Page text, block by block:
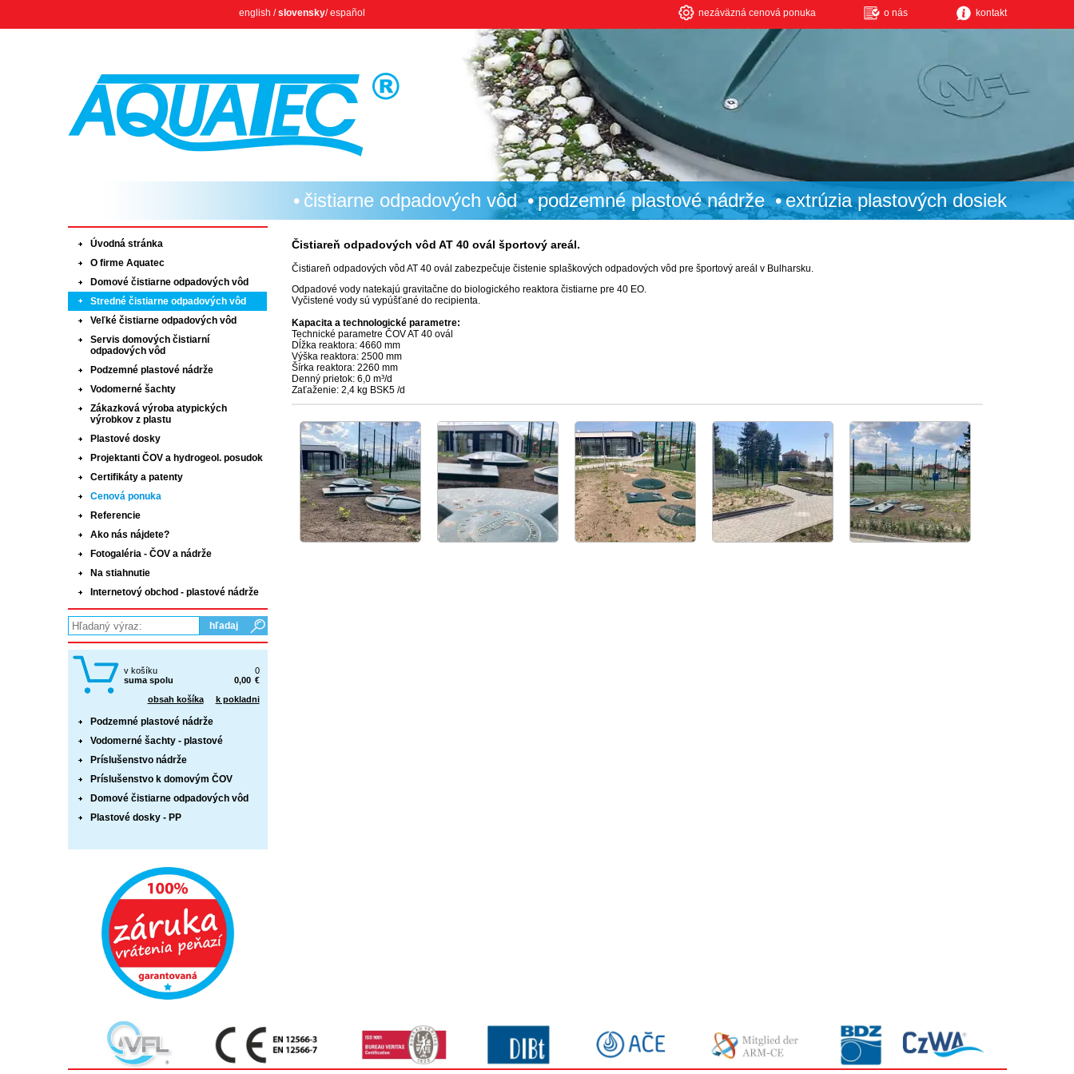
english /slovensky/español nezáväzná cenová ponuka o nás kontakt
čistiarne odpadových vôd podzemné plastové nádrže extrúzia plastových dosiek
Čistiareň odpadových vôd AT 40 ovál športový areál.
Čistiareň odpadových vôd AT 40 ovál zabezpečuje čistenie splaškových odpadových vôd pre športový areál v Bulharsku.
Odpadové vody natekajú gravitačne do biologického reaktora čistiarne pre 40 EO.
Vyčistené vody sú vypúšťané do recipienta.
Kapacita a technologické parametre:
Technické parametre ČOV AT 40 ovál
Dĺžka reaktora: 4660 mm
Výška reaktora: 2500 mm
Šírka reaktora: 2260 mm
Denný prietok: 6,0 m³/d
Zaťaženie: 2,4 kg BSK5 /d
Úvodná stránka
O firme Aquatec
Domové čistiarne odpadových vôd
Stredné čistiarne odpadových vôd
Veľké čistiarne odpadových vôd
Servis domových čistiarní
odpadových vôd
Podzemné plastové nádrže
Vodomerné šachty
Zákazková výroba atypických
výrobkov z plastu
Plastové dosky
Projektanti ČOV a hydrogeol. posudok
Certifikáty a patenty
Cenová ponuka
Referencie
Ako nás nájdete?
Fotogaléria - ČOV a nádrže
Na stiahnutie
Internetový obchod - plastové nádrže
v košíku
0
suma spolu
€
0,00
obsah košíka
k pokladni
Podzemné plastové nádrže
Vodomerné šachty - plastové
Príslušenstvo nádrže
Príslušenstvo k domovým ČOV
Domové čistiarne odpadových vôd
Plastové dosky - PP